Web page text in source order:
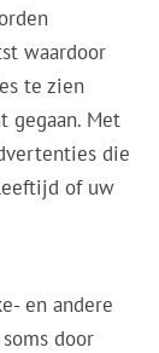
waardoor
te zien
gegaan. Met
die
of uw
en andere
door